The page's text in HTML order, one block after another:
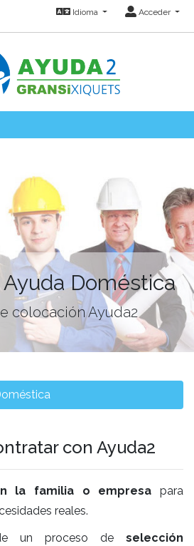
Idioma Acceder
Doméstica
colocación Ayuda2
con Ayuda2
la familia o empresa para
reales.
un proceso de selección